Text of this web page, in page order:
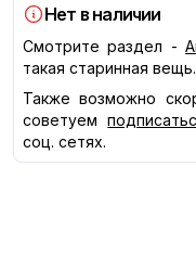
Нет в наличии
Смотрите раздел -
такая старинная вещь.
Также возможно
советуем
соц. сетях.